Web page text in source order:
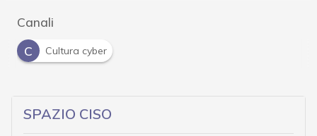
Canali
C
Cultura cyber
SPAZIO CISO